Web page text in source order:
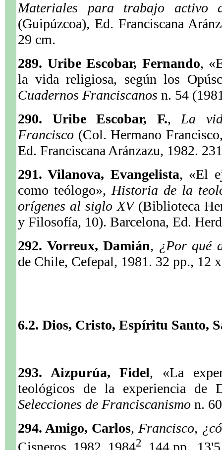
Materiales para trabajo activo
(Guipúzcoa), Ed. Franciscana
29 cm.
289. Uribe Escobar, Fernando,
la vida religiosa, según los
Cuadernos Franciscanos n. 54
290. Uribe Escobar, F., La
Francisco (Col. Hermano
Ed. Franciscana Aránzazu, 1982.
291. Vilanova, Evangelista, «El
como teólogo», Historia de la
orígenes al siglo XV (Biblioteca
y Filosofía, 10). Barcelona, Ed.
292. Vorreux, Damián, ¿Por qué
de Chile, Cefepal, 1981. 32 pp., 12
6.2. Dios, Cristo, Espíritu Santo,
293. Aizpurúa, Fidel, «La
teológicos de la experiencia de
Selecciones de Franciscanismo n.
294. Amigo, Carlos, Francisco,
2